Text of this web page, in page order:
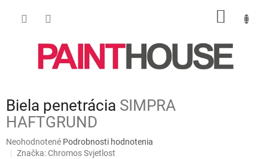
Biela penetrácia SIMPRA
HAFTGRUND
Priemerné
hodnotenie
Neohodnotené Podrobnosti hodnotenia
Značka:Chromos Svjetlost